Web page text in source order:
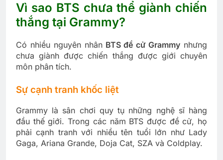
Vì sao BTS chưa thể giành chiến
thắng tại Grammy?
Có nhiều nguyên nhânBTS đề cử Grammy nhưng
chưa giành được chiến thắng được giới chuyên
môn phân tích.
Sự cạnh tranh khốc liệt
Grammy là sân chơi quy tụ những nghệ sĩ hàng
đầu thế giới. Trong các năm BTS được đề cử, họ
phải cạnh tranh với nhiều tên tuổi lớn như Lady
Gaga, Ariana Grande, Doja Cat, SZA và Coldplay.